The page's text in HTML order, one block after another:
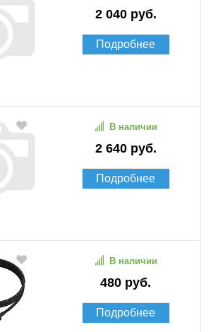
2 040 руб.
Подробнее
2 640 руб.
В наличии
Подробнее
480 руб.
В наличии
Подробнее